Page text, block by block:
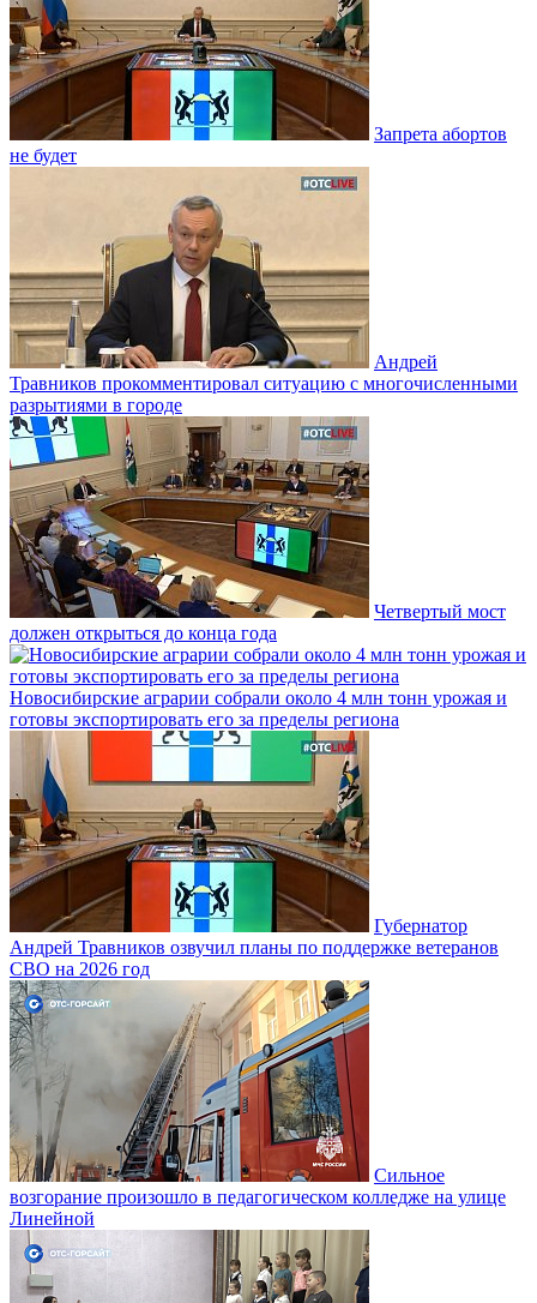
Запрета абортов
не будет
Андрей
Травников прокомментировал ситуацию с многочисленными
разрытиями в городе
Четвертый мост
должен открыться до конца года
Новосибирские аграрии собрали около 4 млн тонн урожая и
готовы экспортировать его за пределы региона
Губернатор
Андрей Травников озвучил планы по поддержке ветеранов
СВО на 2026 год
Сильное
возгорание произошло в педагогическом колледже на улице
Линейной